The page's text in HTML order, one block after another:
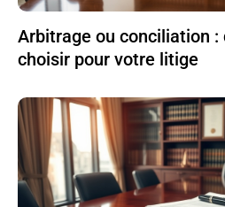
Arbitrage ou conciliation :
choisir pour votre litige